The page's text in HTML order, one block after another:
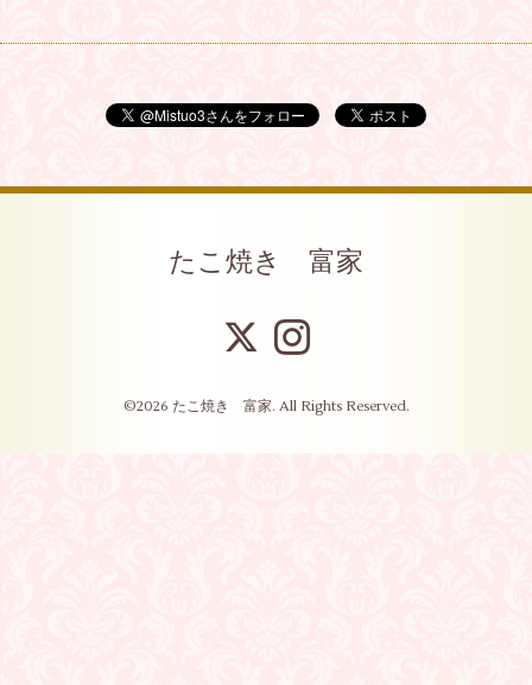
たこ焼き 富家
©2026 たこ焼き 富家. All Rights Reserved.